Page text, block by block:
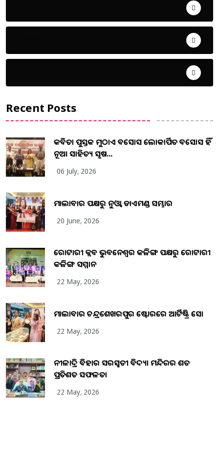
Recent Posts
କବିତା ପୁସ୍ତକ ମୁଠାଏ ଅବସୋସ ଲୋକାର୍ପିତ ଅବସୋସ ହିଁ
ନୂଆ ସାହିତ୍ୟ ସୃଷ...
06 July, 2026
ମାଲାବାର ପକ୍ଷରୁ ନୁଓ୍ବା ଡାଏମଣ୍ଡ ସମ୍ଭାର
20 June, 2026
ରୋଟାରୀ କ୍ଲବ ଭୁବନେଶ୍ୱର କଳିଙ୍ଗ ପକ୍ଷରୁ ରୋଟାରୀ
କଳିଙ୍ଗ ସମ୍ମାନ
22 May, 2026
ମାଲାବାର ଚନ୍ଦ୍ରଶେଖରପୁର ଷ୍ଟୋରରେ ଆର୍ଟିଷ୍ଟ୍ରି ସୋ
22 May, 2026
ନୀଳାଦ୍ରି ବିହାର ସରସ୍ୱତୀ ବିଦ୍ୟା ମନ୍ଦିରର ଶତ
ପ୍ରତିଶତ ସଫଳତା
22 May, 2026